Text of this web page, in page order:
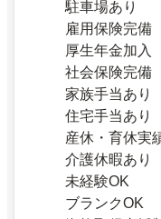
駐車場あり
雇用保険完備
厚生年金加入
社会保険完備
家族手当あり
住宅手当あり
産休・育休実
介護休暇あり
未経験OK
ブランクOK